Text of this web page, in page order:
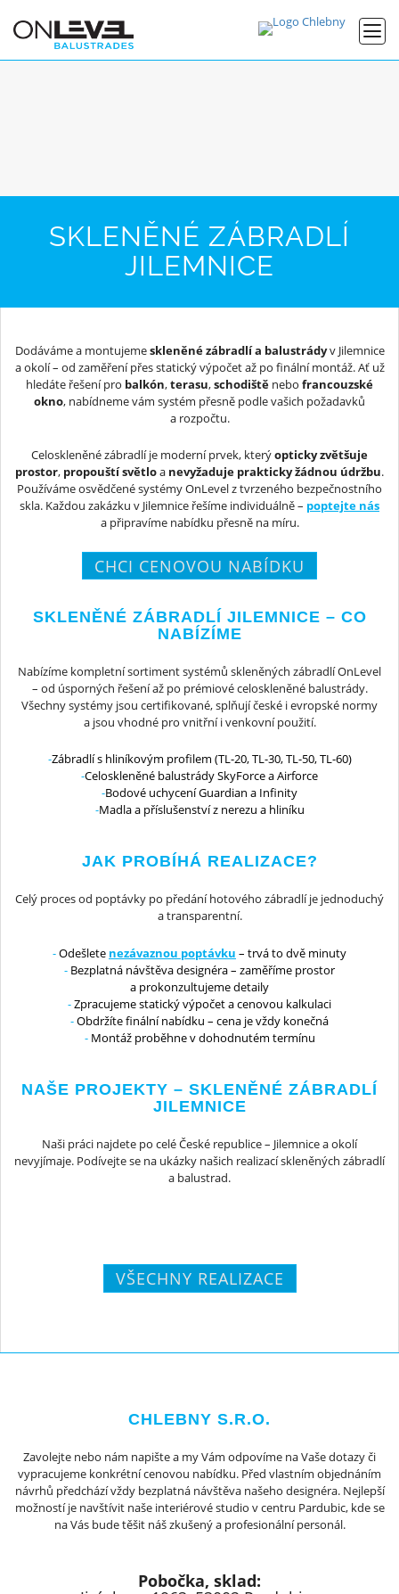
SKLENĚNÉ ZÁBRADLÍ
JILEMNICE
Dodáváme a montujemeskleněné zábradlí a balustrádyv Jilemnice
a okolí – od zaměření přes statický výpočet až po finální montáž. Ať už
hledáte řešení pro balkón,terasu,schodiště nebo francouzské
okno, nabídneme vám systém přesně podle vašich požadavků
a rozpočtu.
Celoskleněné zábradlí je moderní prvek, kterýopticky zvětšuje
prostor, propouští světloa nevyžaduje prakticky žádnou údržbu.
Používáme osvědčené systémy OnLevel z tvrzeného bezpečnostního
skla. Každou zakázku v Jilemnice řešíme individuálně – poptejte nás
a připravíme nabídku přesně na míru.
CHCI CENOVOU NABÍDKU
SKLENĚNÉ ZÁBRADLÍ JILEMNICE – CO
NABÍZÍME
Nabízíme kompletní sortiment systémů skleněných zábradlí OnLevel
– od úsporných řešení až po prémiové celoskleněné balustrády.
Všechny systémy jsou certifikované, splňují české i evropské normy
a jsou vhodné pro vnitřní i venkovní použití.
Zábradlí s hliníkovým profilem (TL-20, TL-30, TL-50, TL-60)
Celoskleněné balustrády SkyForce a Airforce
Bodové uchycení Guardian a Infinity
Madla a příslušenství z nerezu a hliníku
JAK PROBÍHÁ REALIZACE?
Celý proces od poptávky po předání hotového zábradlí je jednoduchý
a transparentní.
Odešlete nezávaznou poptávku – trvá to dvě minuty
Bezplatná návštěva designéra – zaměříme prostor
a prokonzultujeme detaily
Zpracujeme statický výpočet a cenovou kalkulaci
Obdržíte finální nabídku – cena je vždy konečná
Montáž proběhne v dohodnutém termínu
NAŠE PROJEKTY – SKLENĚNÉ ZÁBRADLÍ
JILEMNICE
Naši práci najdete po celé České republice – Jilemnice a okolí
nevyjímaje. Podívejte se na ukázky našich realizací skleněných zábradlí
a balustrad.
VŠECHNY REALIZACE
CHLEBNY S.R.O.
Zavolejte nebo nám napište a my Vám odpovíme na Vaše dotazy či
vypracujeme konkrétní cenovou nabídku. Před vlastním objednáním
návrhů předchází vždy bezplatná návštěva našeho designéra. Nejlepší
možností je navštívit naše interiérové studio v centru Pardubic, kde se
na Vás bude těšit náš zkušený a profesionální personál.
Pobočka, sklad: